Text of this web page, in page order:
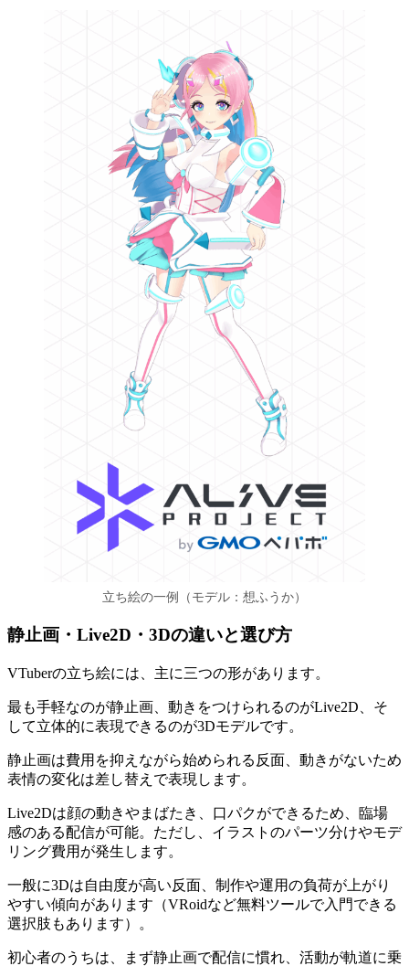
立ち絵の一例（モデル：想ふうか）
静止画・Live2D・3Dの違いと選び方
VTuberの立ち絵には、主に三つの形があります。
最も手軽なのが静止画、動きをつけられるのがLive2D、そ
して立体的に表現できるのが3Dモデルです。
静止画は費用を抑えながら始められる反面、動きがないため
表情の変化は差し替えで表現します。
Live2Dは顔の動きやまばたき、口パクができるため、臨場
感のある配信が可能。ただし、イラストのパーツ分けやモデ
リング費用が発生します。
一般に3Dは自由度が高い反面、制作や運用の負荷が上がり
やすい傾向があります（VRoidなど無料ツールで入門できる
選択肢もあります）。
初心者のうちは、まず静止画で配信に慣れ、活動が軌道に乗